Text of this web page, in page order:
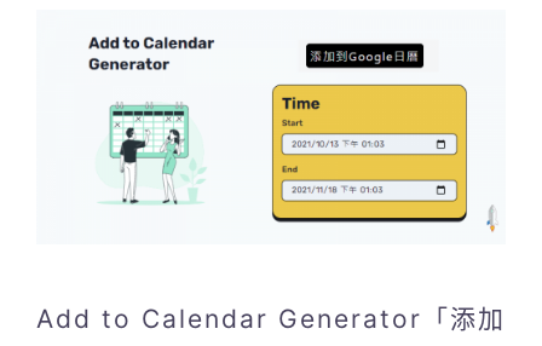
Add to Calendar Generator「添加